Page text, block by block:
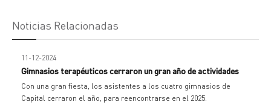
Noticias Relacionadas
11-12-2024
Gimnasios terapéuticos cerraron un gran año de actividades
Con una gran fiesta, los asistentes a los cuatro gimnasios de
Capital cerraron el año, para reencontrarse en el 2025.